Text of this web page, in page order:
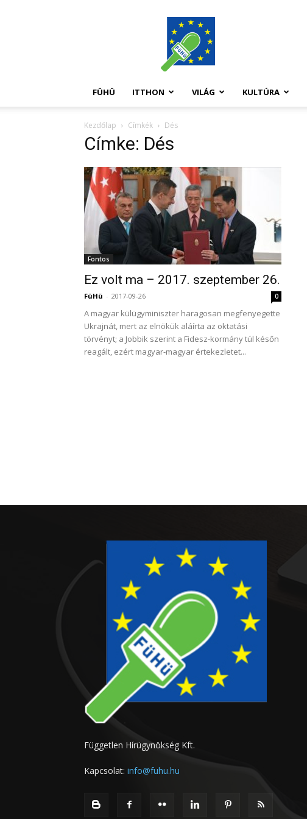
FüHü
FÜHÜ ITTHON VILÁG KULTÚRA
Kezdőlap Címkék Dés
Címke: Dés
Fontos
Ez volt ma – 2017. szeptember 26.
FüHü - 2017-09-26 0
A magyar külügyminiszter haragosan megfenyegette
Ukrajnát, mert az elnökük aláírta az oktatási
törvényt; a Jobbik szerint a Fidesz-kormány túl későn
reagált, ezért magyar-magyar értekezletet...
Független Hírügynökség Kft.
Kapcsolat: info@fuhu.hu